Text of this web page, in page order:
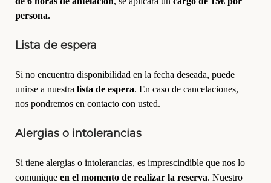
persona.
Lista de espera
Si no encuentra disponibilidad en la fecha deseada, puede
unirse a nuestra lista de espera. En caso de cancelaciones,
nos pondremos en contacto con usted.
Alergias o intolerancias
Si tiene alergias o intolerancias, es imprescindible que nos lo
comunique en el momento de realizar la reserva. Nuestro